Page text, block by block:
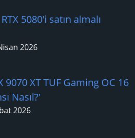
5080'i satın almalı
2026
9070 XT TUF Gaming OC 16
Nasıl?'
2026